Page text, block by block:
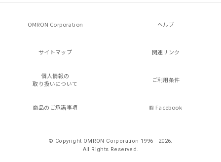
OMRON Corporation ヘルプ
サイトマップ 関連リンク
個人情報の
取り扱いについて
ご利用条件
商品のご承諾事項 Facebook
© Copyright OMRON Corporation 1996 - 2026.
All Rights Reserved.